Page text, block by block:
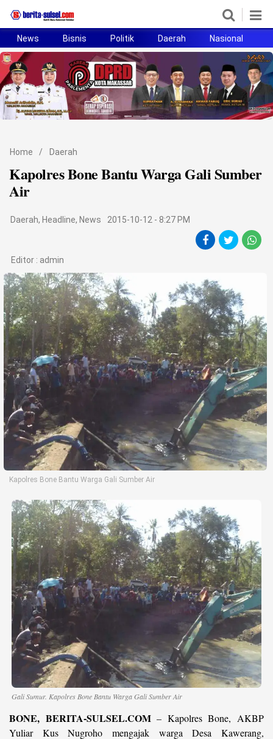
Home
News
Politik
Bisnis
Otomotif
Hukum
Life Style
Profil
Opini
Video
More
Disclaimer
©
Copyright
2026
berita-
sulsel.com
.
All
Right
Reserved
News Bisnis Politik Daerah Nasional
Home / Daerah
Kapolres Bone Bantu Warga Gali Sumber
Air
Daerah, Headline, News 2015-10-12 - 8:27 PM
Editor : admin
Kapolres Bone Bantu Warga Gali Sumber Air
Gali Sumur. Kapolres Bone Bantu Warga Gali Sumber Air
BONE, BERITA-SULSEL.COM– Kapolres Bone, AKBP
Yuliar Kus Nugroho mengajak warga Desa Kawerang,